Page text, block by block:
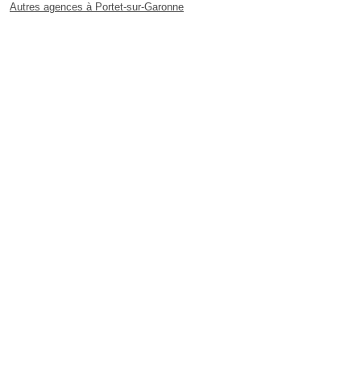
Autres agences à Portet-sur-Garonne